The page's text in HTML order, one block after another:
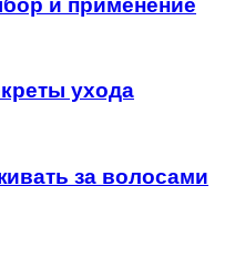
и применение
ухода
за волосами